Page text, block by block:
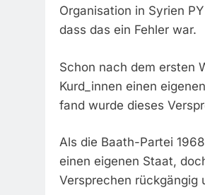
Organisation in Syrien
dass das ein Fehler war.
Schon nach dem ersten
Kurd_innen einen
fand wurde dieses
Als die Baath-Partei
einen eigenen Staat,
Versprechen rückgängig